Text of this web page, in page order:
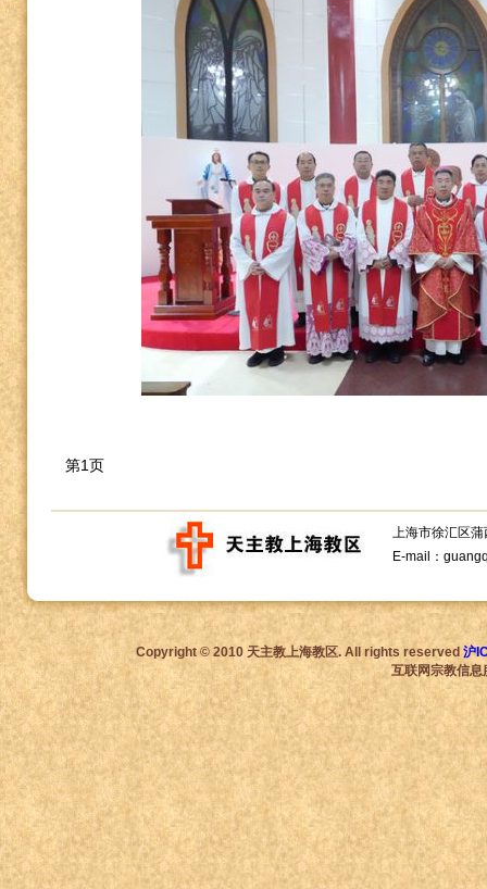
第1页
上海市徐汇区
E-mail：
Copyright © 2010 天主教上海教区. All rights reserved 沪
互联网宗教信息服